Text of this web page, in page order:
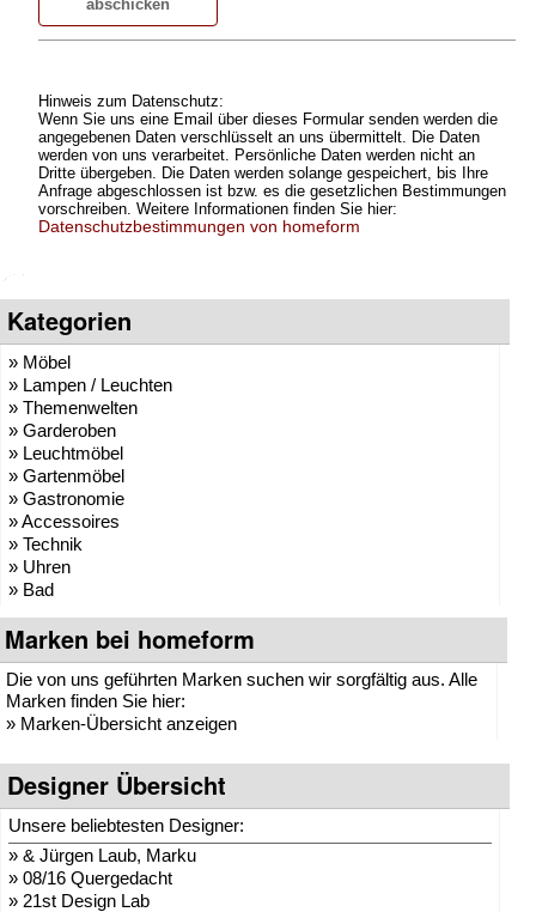
Hinweis zum Datenschutz:
Wenn Sie uns eine Email über dieses Formular senden werden die
angegebenen Daten verschlüsselt an uns übermittelt. Die Daten
werden von uns verarbeitet. Persönliche Daten werden nicht an
Dritte übergeben. Die Daten werden solange gespeichert, bis Ihre
Anfrage abgeschlossen ist bzw. es die gesetzlichen Bestimmungen
vorschreiben. Weitere Informationen finden Sie hier:
Datenschutzbestimmungen von homeform
Kategorien
» Möbel
» Lampen / Leuchten
» Themenwelten
» Garderoben
» Leuchtmöbel
» Gartenmöbel
» Gastronomie
» Accessoires
» Technik
» Uhren
» Bad
Marken bei homeform
Die von uns geführten Marken suchen wir sorgfältig aus. Alle
Marken finden Sie hier:
» Marken-Übersicht anzeigen
Designer Übersicht
Unsere beliebtesten Designer:
» & Jürgen Laub, Marku
» 08/16 Quergedacht
» 21st Design Lab